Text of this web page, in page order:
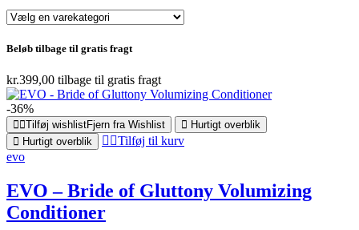
Beløb tilbage til gratis fragt
kr.399,00 tilbage til gratis fragt
-36%
Tilføj wishlistFjern fra Wishlist
Hurtigt overblik
Hurtigt overblik
Tilføj til kurv
evo
EVO – Bride of Gluttony Volumizing
Conditioner